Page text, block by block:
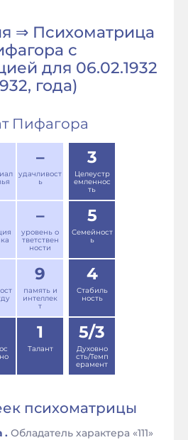
⇒ Психоматрица
с
для 06.02.1932
года)
Пифагора
–
удачливост
ь
–
уровень о
тветствен
ности
9
память и
интеллек
т
3
Целеустр
емленнос
ть
5
Семейност
ь
4
Стабиль
ность
1
Талант
5/3
Духовно
сть/Темп
ерамент
психоматрицы
. Обладатель характера «111»